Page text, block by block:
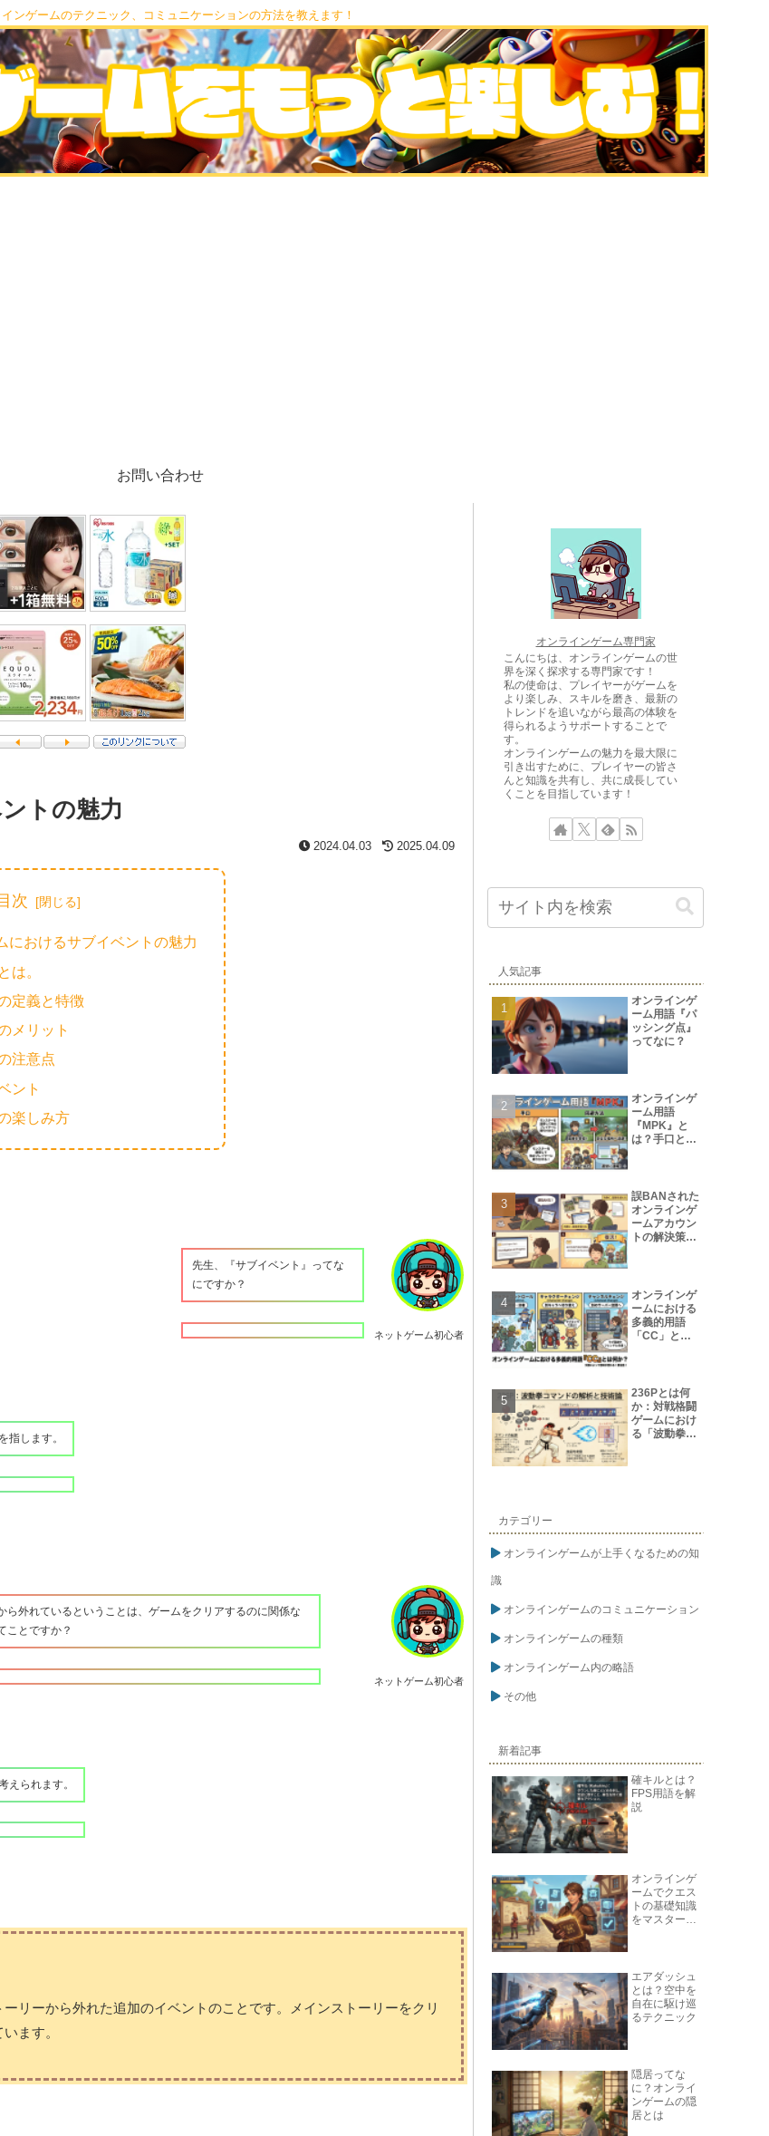
ンゲームのテクニック、コミュニケーションの方法を教えます！
お問い合わせ
トの魅力
2024.04.03 2025.04.09
次
におけるサブイベントの魅力
は。
定義と特徴
メリット
注意点
ント
楽しみ方
ネットゲーム初心者
先生、『サブイベント』ってな
にですか？
指します。
ネットゲーム初心者
ら外れているということは、ゲームをクリアするのに関係な
ことですか？
えられます。
リーから外れた追加のイベントのことです。メインストーリーをクリ
ます。
オンラインゲーム専門家
こんにちは、オンラインゲームの世
界を深く探求する専門家です！
私の使命は、プレイヤーがゲームを
より楽しみ、スキルを磨き、最新の
トレンドを追いながら最高の体験を
得られるようサポートすることで
す。
オンラインゲームの魅力を最大限に
引き出すために、プレイヤーの皆さ
んと知識を共有し、共に成長してい
くことを目指しています！
人気記事
オンラインゲ
ーム用語『パ
ッシング点』
ってなに？
オンラインゲ
ーム用語
『MPK』と
は？手口と回
誤BANされた
オンラインゲ
ームアカウン
トの解決策
オンラインゲ
ームにおける
多義的用語
「CC」とは
236Pとは何
か：対戦格闘
ゲームにおけ
る「波動拳コ
カテゴリー
オンラインゲームが上手くなるための知
識
オンラインゲームのコミュニケーション
オンラインゲームの種類
オンラインゲーム内の略語
その他
新着記事
確キルとは？
FPS用語を解
説
オンラインゲ
ームでクエス
トの基礎知識
をマスターし
エアダッシュ
とは？空中を
自在に駆け巡
るテクニック
隠居ってな
に？オンライ
ンゲームの隠
居とは